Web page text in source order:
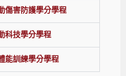
傷害防護學分學程
科技學分學程
能訓練學分學程